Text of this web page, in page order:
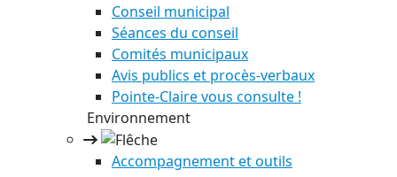
Conseil municipal
Séances du conseil
Comités municipaux
Avis publics et procès-verbaux
Pointe-Claire vous consulte !
Environnement
Accompagnement et outils